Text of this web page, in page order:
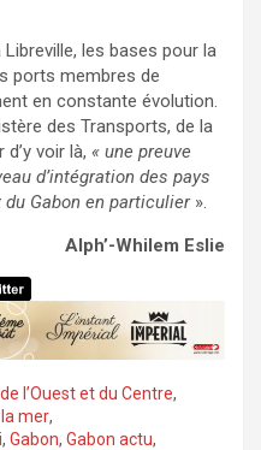
les bases pour la
ports membres de
en constante évolution.
des Transports, de la
voir là, « une preuve
d’intégration des pays
du Gabon en particulier».
Alph’-Whilem Eslie
l’Ouest et du Centre,
mer,
, Gabon, Gabon actu,